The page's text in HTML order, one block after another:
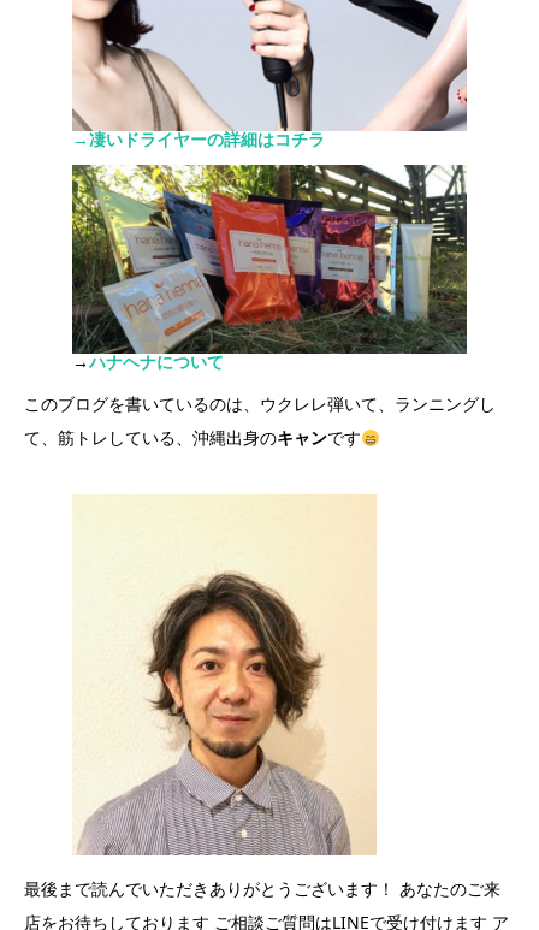
→凄いドライヤーの詳細はコチラ
→ハナヘナについて
このブログを書いているのは、ウクレレ弾いて、ランニングし
て、筋トレしている、沖縄出身のキャンです
最後まで読んでいただきありがとうございます！ あなたのご来
店をお待ちしております ご相談ご質問はLINEで受け付けます ア